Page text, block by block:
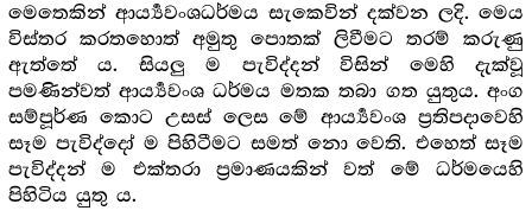
මෙතෙකින් ආර්‍ය්‍යවංශධර්මය සැකෙවින් දක්වන ලදි. මෙය
විස්තර කරතහොත් අමුතු පොතක් ලිවීමට තරම් කරුණු
ඇත්තේ ය. සියලු ම පැවිද්දන් විසින් මෙහි දැක්වූ
පමණින්වත් ආර්‍ය්‍යවංශ ධර්මය මතක තබා ගත යුතුය. අංග
සම්පූර්ණ කොට උසස් ලෙස මේ ආර්‍ය්‍යවංශ ප්‍ර‍තිපදාවෙහි
සෑම පැවිද්දෝ ම පිහිටීමට සමත් නො වෙති. එහෙත් සෑම
පැවිද්දන් ම එක්තරා ප්‍ර‍මාණයකින් වත් මේ ධර්මයෙහි
පිහිටිය යුතු ය.